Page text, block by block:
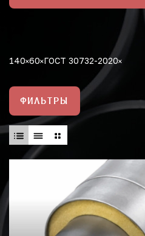
140 60 ГОСТ 30732-2020
ФИЛЬТРЫ